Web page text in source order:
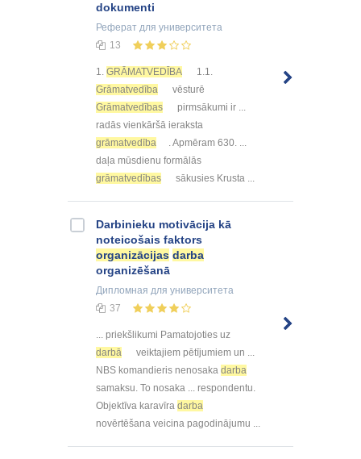
dokumenti
Реферат для университета
13
1. GRĀMATVEDĪBA
1.1.
Grāmatvedība
vēsturē
Grāmatvedības
pirmsākumi ir ...
radās vienkāršā ieraksta
grāmatvedība
. Apmēram 630. ...
daļa mūsdienu formālās
grāmatvedības
sākusies Krusta ...
Darbinieku motivācija kā
noteicošais faktors
organizācijas darba
organizēšanā
Дипломная для университета
37
... priekšlikumi Pamatojoties uz
darbā
veiktajiem pētījumiem un ...
NBS komandieris nenosaka darba
samaksu. To nosaka ... respondentu.
Objektīva karavīra darba
novērtēšana veicina pagodinājumu ...